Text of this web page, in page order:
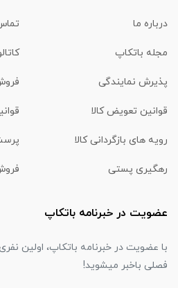
درباره ما
مجله باتکاپ
پذیرش نمایندگی
قوانین تعویض کالا
رویه های بازگردانی کالا
رهگیری پستی
عضویت در خبرنامه باتکاپ
با عضویت در خبرنامه باتکاپ، اولین
فصلی باخبر میشوید!